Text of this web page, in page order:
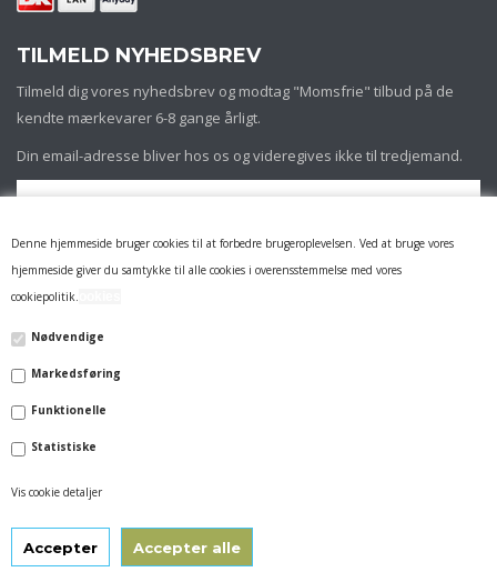
Denne hjemmeside bruger cookies til at forbedre brugeroplevelsen. Ved at bruge vores
hjemmeside giver du samtykke til alle cookies i overensstemmelse med vores
cookiepolitik.
Nødvendige
Markedsføring
Funktionelle
Statistiske
Vis cookie detaljer
TILMELD NYHEDSBREV
Tilmeld dig vores nyhedsbrev og modtag "Momsfrie" tilbud på de
kendte mærkevarer 6-8 gange årligt.
Din email-adresse bliver hos os og videregives ikke til tredjemand.
INFORMATION
LEVERING
HANDELSVILKÅR